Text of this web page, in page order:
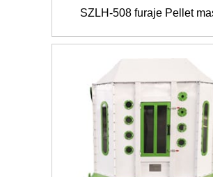
SZLH-508 furaje Pellet